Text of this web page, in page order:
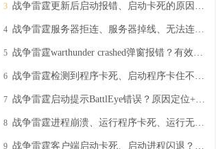
3 战争雷霆更新后启动报错、启动卡死的原因分析和解决办法分享
4 战争雷霆服务器拒连、服务器掉线、无法连接游戏服务器的解决办法
5 战争雷霆warthunder crashed弹窗报错？有效的解决办法奉上
6 战争雷霆检测到程序卡死、启动程序卡住不动的解决办法
7 战争雷霆启动提示BattlEye错误？原因定位+解决办法分享
8 战争雷霆进程崩溃、运行程序卡死、运行无响应的解决策略分享
9 战争雷霆客户端启动卡死、启动进程闪退？具体原因+高效解决办法分享